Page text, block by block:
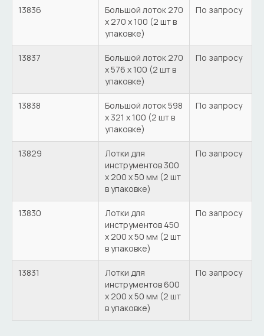
13836
Большой лоток 270
х 270 х 100 (2 шт в
упаковке)
По запросу
13837
Большой лоток 270
х 576 х 100 (2 шт в
упаковке)
По запросу
13838
Большой лоток 598
х 321 х 100 (2 шт в
упаковке)
По запросу
13829
Лотки для
инструментов 300
х 200 х 50 мм (2 шт
в упаковке)
По запросу
13830
Лотки для
инструментов 450
х 200 х 50 мм (2 шт
в упаковке)
По запросу
13831
Лотки для
инструментов 600
х 200 х 50 мм (2 шт
в упаковке)
По запросу